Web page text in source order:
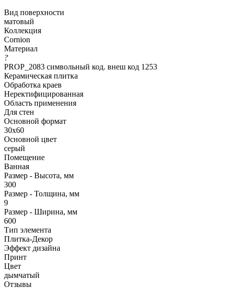
Вид поверхности
матовый
Коллекция
Cornion
Материал
?
PROP_2083 символьный код. внеш код 1253
Керамическая плитка
Обработка краев
Неректифицированная
Область применения
Для стен
Основной формат
30х60
Основной цвет
серый
Помещение
Ванная
Размер - Высота, мм
300
Размер - Толщина, мм
9
Размер - Ширина, мм
600
Тип элемента
Плитка-Декор
Эффект дизайна
Принт
Цвет
дымчатый
Отзывы